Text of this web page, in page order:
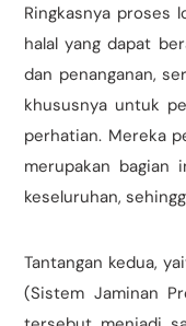
Ringkasnya
halal yang dapat
dan penanganan,
khususnya untuk
perhatian. Mereka
merupakan bagian
keseluruhan,
Tantangan kedua,
(Sistem Jaminan